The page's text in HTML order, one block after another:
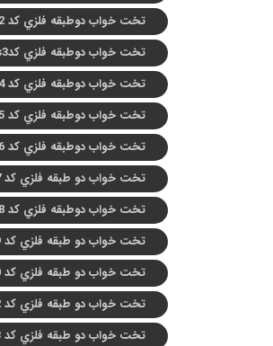
تخت خواب دوطبقه فلزي کد s2
تخت خواب دوطبقه فلزي کدs3
تخت خواب دوطبقه فلزي کد s4
تخت خواب دوطبقه فلزي کد s5
تخت خواب دوطبقه فلزي کد s6
تخت خواب دو طبقه فلزي کد s7
تخت خواب دوطبقه فلزي کد s8
تخت خواب دو طبقه فلزي کد s9
تخت خواب دو طبقه فلزي کد s10
تخت خواب دو طبقه فلزي کد s12
تخت خواب دو طبقه فلزي کد s13